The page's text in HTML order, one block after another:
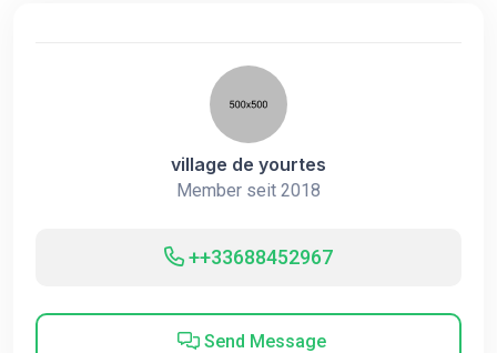
village de yourtes
Member seit 2018
++33688452967
Send Message